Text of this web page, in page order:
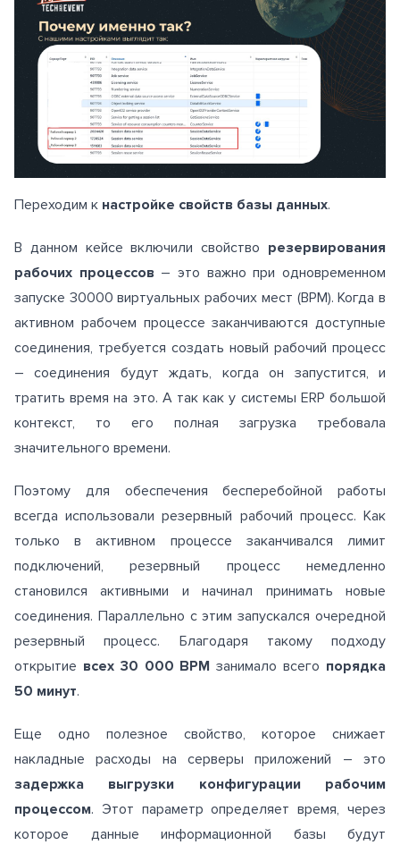
Переходим к настройке свойств базы данных.
В данном кейсе включили свойство резервирования
рабочих процессов – это важно при одновременном
запуске 30000 виртуальных рабочих мест (ВРМ). Когда в
активном рабочем процессе заканчиваются доступные
соединения, требуется создать новый рабочий процесс
– соединения будут ждать, когда он запустится, и
тратить время на это. А так как у системы ERP большой
контекст, то его полная загрузка требовала
значительного времени.
Поэтому для обеспечения бесперебойной работы
всегда использовали резервный рабочий процесс. Как
только в активном процессе заканчивался лимит
подключений, резервный процесс немедленно
становился активными и начинал принимать новые
соединения. Параллельно с этим запускался очередной
резервный процесс. Благодаря такому подходу
открытие всех 30 000 ВРМ занимало всего порядка
50 минут.
Еще одно полезное свойство, которое снижает
накладные расходы на серверы приложений – это
задержка выгрузки конфигурации рабочим
процессом. Этот параметр определяет время, через
которое данные информационной базы будут